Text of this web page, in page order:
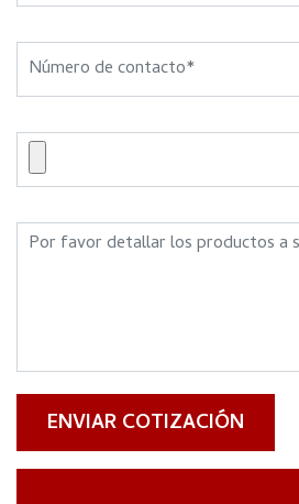
ENVIAR COTIZACIÓN